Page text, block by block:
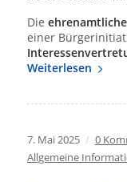
Die
einer
Weiterlesen
7. Mai 2025 / 0
Allgemeine